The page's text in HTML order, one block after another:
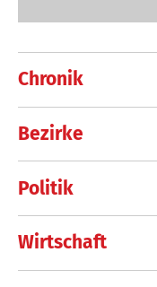
Chronik
Bezirke
Politik
Wirtschaft